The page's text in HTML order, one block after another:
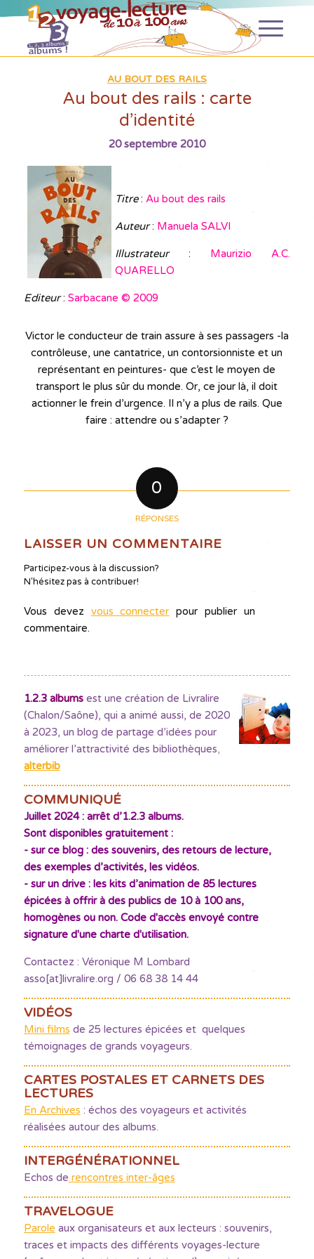
AU BOUT DES RAILS
Au bout des rails : carte
d’identité
20 septembre 2010
Titre: Au bout des rails
Auteur: Manuela SALVI
Illustrateur: Maurizio A.C.
QUARELLO
Editeur: Sarbacane © 2009
Victor le conducteur de train assure à ses passagers -la
contrôleuse, une cantatrice, un contorsionniste et un
représentant en peintures- que c’est le moyen de
transport le plus sûr du monde. Or, ce jour là, il doit
actionner le frein d’urgence. Il n’y a plus de rails. Que
faire : attendre ou s’adapter ?
0
RÉPONSES
LAISSER UN COMMENTAIRE
Participez-vous à la discussion?
N'hésitez pas à contribuer!
Vous devez vous connecter pour publier un
commentaire.
1.2.3 albumsest une création de Livralire
(Chalon/Saône), qui a animé aussi, de 2020
à 2023, un blog de partage d’idées pour
améliorer l’attractivité des bibliothèques,
alterbib
COMMUNIQUÉ
Juillet 2024 : arrêt d’1.2.3 albums.
Sont disponibles gratuitement :
- sur ce blog : des souvenirs, des retours de lecture,
des exemples d’activités, les vidéos.
- sur un drive : les kits d’animation de 85 lectures
épicées à offrir à des publics de 10 à 100 ans,
homogènes ou non. Code d'accès envoyé contre
signature d'une charte d'utilisation.
Contactez : Véronique M Lombard
asso[at]livralire.org / 06 68 38 14 44
VIDÉOS
Mini films de 25 lectures épicées et quelques
témoignages de grands voyageurs.
CARTES POSTALES ET CARNETS DES
LECTURES
En Archives : échos des voyageurs et activités
réalisées autour des albums.
INTERGÉNÉRATIONNEL
Echos de rencontres inter-âges
TRAVELOGUE
Parole aux organisateurs et aux lecteurs : souvenirs,
traces et impacts des différents voyages-lecture